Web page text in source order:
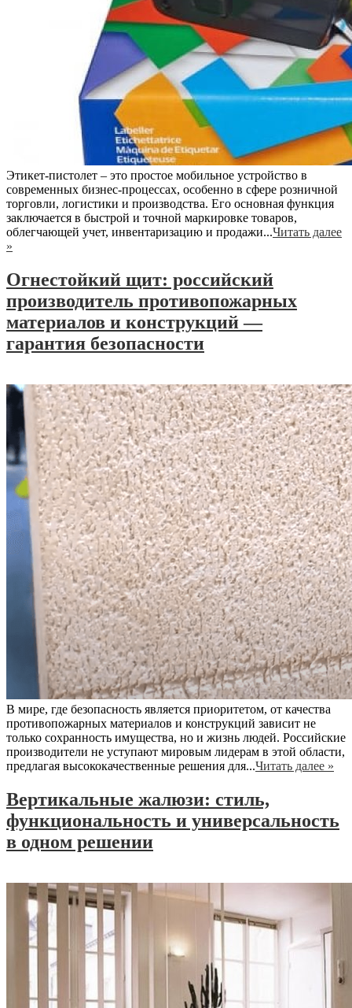
Этикет-пистолет – это простое мобильное устройство в
современных бизнес-процессах, особенно в сфере розничной
торговли, логистики и производства. Его основная функция
заключается в быстрой и точной маркировке товаров,
облегчающей учет, инвентаризацию и продажи...Читать далее
»
Огнестойкий щит: российский
производитель противопожарных
материалов и конструкций —
гарантия безопасности
В мире, где безопасность является приоритетом, от качества
противопожарных материалов и конструкций зависит не
только сохранность имущества, но и жизнь людей. Российские
производители не уступают мировым лидерам в этой области,
предлагая высококачественные решения для...Читать далее »
Вертикальные жалюзи: стиль,
функциональность и универсальность
в одном решении